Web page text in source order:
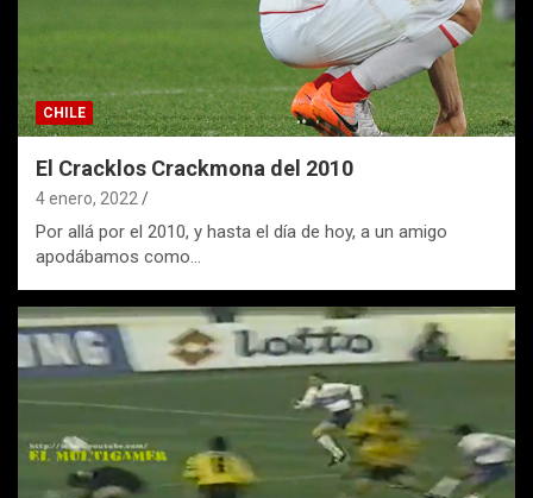
CHILE
El Cracklos Crackmona del 2010
4 enero, 2022
Por allá por el 2010, y hasta el día de hoy, a un amigo
apodábamos como…